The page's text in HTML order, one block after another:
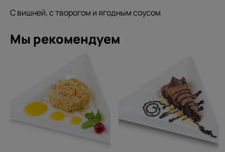
С вишней, с творогом и ягодным соусом
Мы рекомендуем